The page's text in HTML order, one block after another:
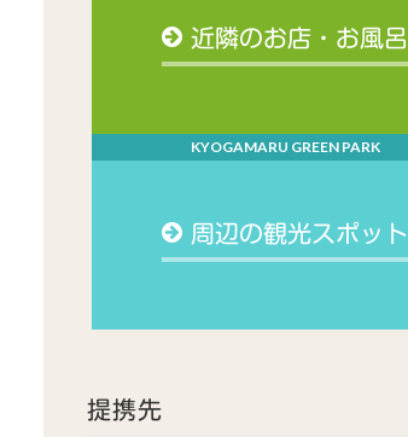
近隣のお店・お風呂
KYOGAMARU GREEN PARK
周辺の観光スポット
提携先